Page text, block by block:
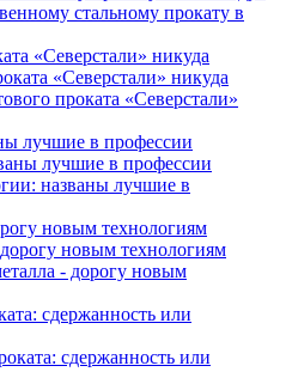
стальному прокату в
«Северстали» никуда
проката «Северстали»
лучшие в профессии
названы лучшие в
новым технологиям
- дорогу новым
сдержанность или